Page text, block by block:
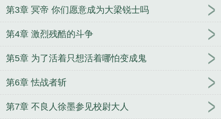
第3章 冥帝 你们愿意成为大梁锐士吗
第4章 激烈残酷的斗争
第5章 为了活着只想活着哪怕变成鬼
第6章 怯战者斩
第7章 不良人徐墨参见校尉大人